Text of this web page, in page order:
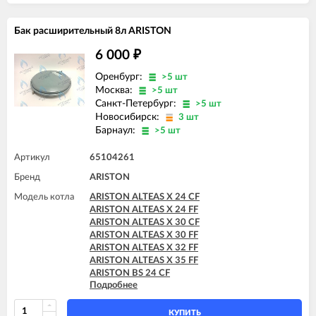
ARISTON CLAS X 28 FF
ARISTON CLAS X 35 FF
ARISTON CLAS X SYSTEM 24 CF
ARISTON CLAS X SYSTEM 24 FF
ARISTON CLAS X SYSTEM 28 CF
ARISTON CLAS X SYSTEM 28 FF
ARISTON CLAS X SYSTEM 32 FF
ARISTON GENUS X 24 CF
ARISTON GENUS X 24 FF
ARISTON GENUS X 30 FF
ARISTON GENUS X 32 FF
ARISTON HS X 15 CF
ARISTON HS X 15 FF
ARISTON HS X 18 FF
ARISTON HS X 24 CF
ARISTON HS X 24 FF
Бак расширительный 8л ARISTON
6 000 ₽
Оренбург: >5 шт
Москва: >5 шт
Санкт-Петербург: >5 шт
Новосибирск: 3 шт
Барнаул: >5 шт
Артикул 65104261
Бренд ARISTON
Модель котла
ARISTON ALTEAS X 24 CF
ARISTON ALTEAS X 24 FF
ARISTON ALTEAS X 30 CF
ARISTON ALTEAS X 30 FF
ARISTON ALTEAS X 32 FF
ARISTON ALTEAS X 35 FF
ARISTON BS 24 CF
ARISTON BS 24 FF
ARISTON BS II 15 FF
ARISTON BS II 24 CF
Подробнее
КУПИТЬ